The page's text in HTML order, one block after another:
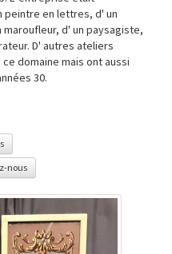
peintre en lettres, d' un
d' un paysagiste,
D' autres ateliers
domaine mais ont aussi
30.
nous